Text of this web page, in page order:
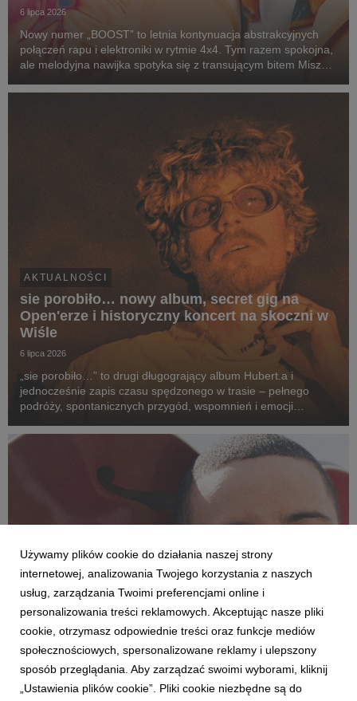
6 lipca 2026
Nowy numer „BOOST” to letnia kontynuacja abstrakcyjnych
połączeń rapu i elektroniki w rytmie 4x4. Tym razem spokojna,
ale melodyjna nawijka spotyka się z transującym bitem Miszy
wyraźnego dropu, prowadzi nas w progre...
AKTUALNOŚCI
sie porobiło… nowy album, secret gig na
Open'erze i historyczny koncert na skoczni w
Wiśle
6 lipca 2026
„sie porobiło…” to drugi długogrający album Hubert.a i
jednocześnie zapis czasu spędzonego w trasie – pełnego
podróży, spontanicznych przygód, wspomnień i emocji
z kolorowych bloków na największe festiwale w kra...
AKTUALNOŚCI
Daniel Godson odfiltrowuje rzeczywistość
26 czerwca 2026
Używamy plików cookie do działania naszej strony
internetowej, analizowania Twojego korzystania z naszych
usług, zarządzania Twoimi preferencjami online i
personalizowania treści reklamowych. Akceptując nasze pliki
cookie, otrzymasz odpowiednie treści oraz funkcje mediów
społecznościowych, spersonalizowane reklamy i ulepszony
sposób przeglądania. Aby zarządzać swoimi wyborami, kliknij
„Ustawienia plików cookie”. Pliki cookie niezbędne są do